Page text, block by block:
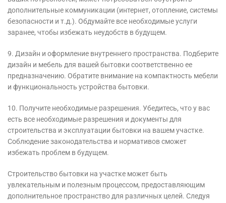
дополнительные коммуникации (интернет, отопление, системы
безопасности и т.д.). Обдумайте все необходимые услуги
заранее, чтобы избежать неудобств в будущем.
9. Дизайн и оформление внутреннего пространства. Подберите
дизайн и мебель для вашей бытовки соответственно ее
предназначению. Обратите внимание на компактность мебели
и функциональность устройства бытовки.
10. Получите необходимые разрешения. Убедитесь, что у вас
есть все необходимые разрешения и документы для
строительства и эксплуатации бытовки на вашем участке.
Соблюдение законодательства и нормативов сможет
избежать проблем в будущем.
Строительство бытовки на участке может быть
увлекательным и полезным процессом, предоставляющим
дополнительное пространство для различных целей. Следуя